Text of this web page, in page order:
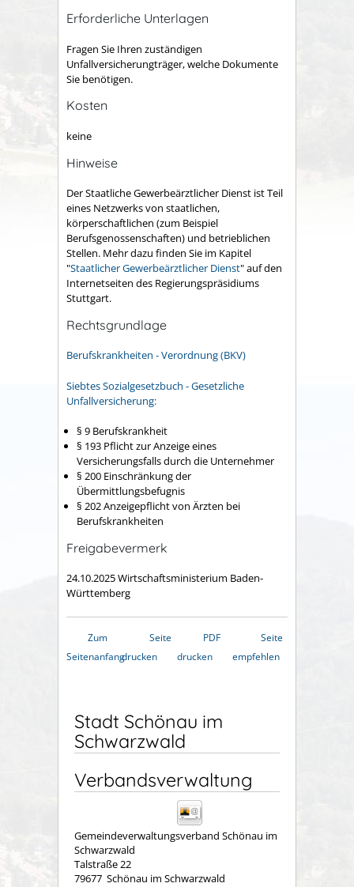
Erforderliche Unterlagen
Fragen Sie Ihren zuständigen
Unfallversicherungträger, welche Dokumente
Sie benötigen.
Kosten
keine
Hinweise
Der Staatliche Gewerbeärztlicher Dienst ist Teil
eines Netzwerks von staatlichen,
körperschaftlichen (zum Beispiel
Berufsgenossenschaften) und betrieblichen
Stellen. Mehr dazu finden Sie im Kapitel
"Staatlicher Gewerbeärztlicher Dienst" auf den
Internetseiten des Regierungspräsidiums
Stuttgart.
Rechtsgrundlage
Berufskrankheiten - Verordnung (BKV)
Siebtes Sozialgesetzbuch - Gesetzliche
Unfallversicherung:
§ 9 Berufskrankheit
§ 193 Pflicht zur Anzeige eines
Versicherungsfalls durch die Unternehmer
§ 200 Einschränkung der
Übermittlungsbefugnis
§ 202 Anzeigepflicht von Ärzten bei
Berufskrankheiten
Freigabevermerk
24.10.2025 Wirtschaftsministerium Baden-
Württemberg
Zum
Seitenanfang
Seite
drucken
PDF
drucken
Seite
empfehlen
Stadt Schönau im
Schwarzwald
Verbandsverwaltung
Gemeindeverwaltungsverband Schönau im
Schwarzwald
Talstraße 22
79677 Schönau im Schwarzwald